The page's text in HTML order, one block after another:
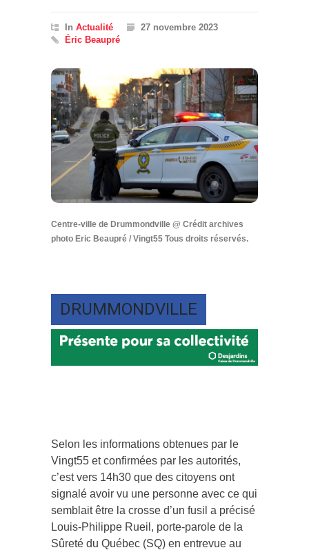
In Actualité
27 novembre 2023
Éric Beaupré
Centre-ville de Drummondville @ Crédit archives
photo Eric Beaupré / Vingt55 Tous droits réservés.
DRUMMONDVILLE
Selon les informations obtenues par le
Vingt55 et confirmées par les autorités,
c’est vers 14h30 que des citoyens ont
signalé avoir vu une personne avec ce qui
semblait être la crosse d’un fusil a précisé
Louis-Philippe Rueil, porte-parole de la
Sûreté du Québec (SQ) en entrevue au